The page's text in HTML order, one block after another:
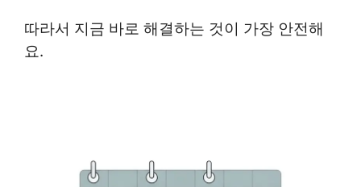
따라서 지금 바로 해결하는 것이 가장 안전해
요.